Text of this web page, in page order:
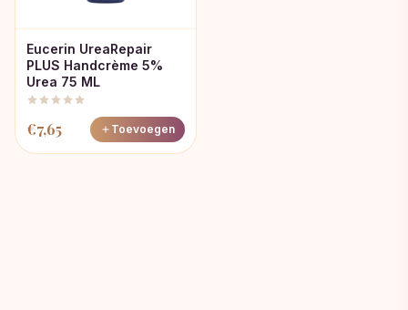
Eucerin UreaRepair
PLUS Handcrème 5%
Urea 75 ML
€7,65 Toevoegen